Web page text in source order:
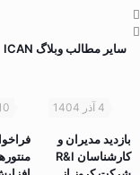
سایر مطالب وبلاگ ICAN
10 آذر 4 آذر 1404
بازدید مدیران و
کارشناسان R&I